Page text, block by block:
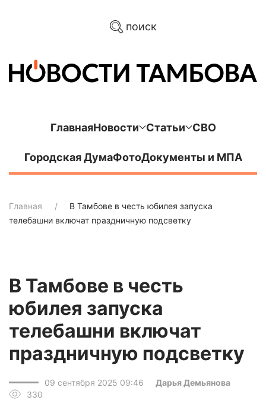
поиск
ГлавнаяНовости Статьи СВО
Городская ДумаФотоДокументы и МПА
Главная
В Тамбове в честь юбилея запуска
телебашни включат праздничную подсветку
В Тамбове в честь
юбилея запуска
телебашни включат
праздничную подсветку
09 сентября 2025 09:46
Дарья Демьянова
330